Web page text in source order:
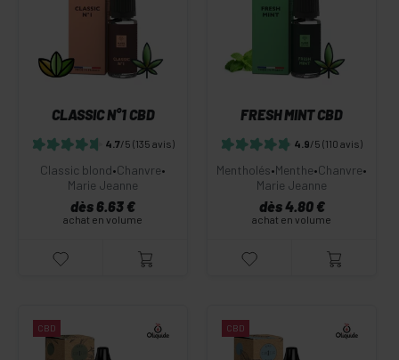
CLASSIC N°1 CBD
4.7/5 (135 avis)
Classic blond•Chanvre•
Marie Jeanne
dès 6.63 €
achat en volume
FRESH MINT CBD
4.9/5 (110 avis)
Mentholés•Menthe•Chanvre•
Marie Jeanne
dès 4.80 €
achat en volume
CBD CBD